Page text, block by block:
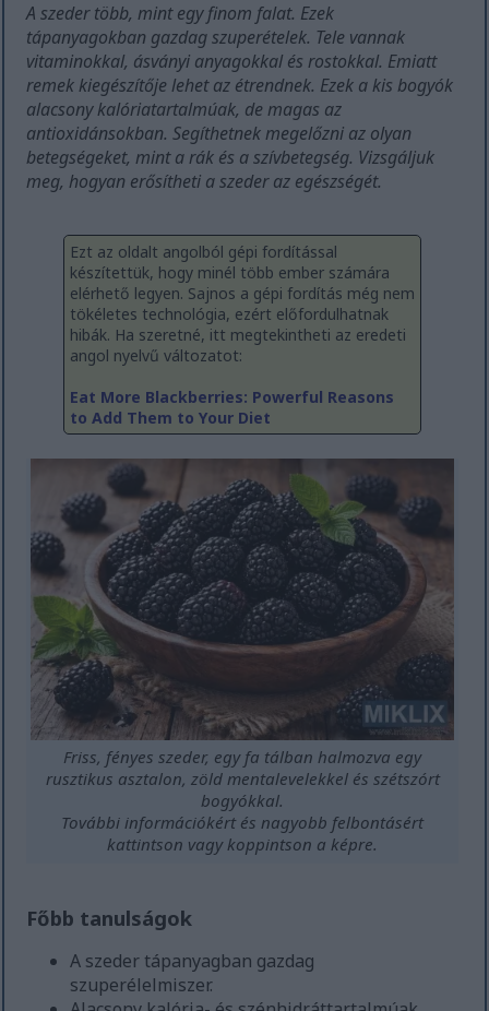
A szeder több, mint egy finom falat. Ezek
tápanyagokban gazdag szuperételek. Tele vannak
vitaminokkal, ásványi anyagokkal és rostokkal. Emiatt
remek kiegészítője lehet az étrendnek. Ezek a kis bogyók
alacsony kalóriatartalmúak, de magas az
antioxidánsokban. Segíthetnek megelőzni az olyan
betegségeket, mint a rák és a szívbetegség. Vizsgáljuk
meg, hogyan erősítheti a szeder az egészségét.
Ezt az oldalt angolból gépi fordítással
készítettük, hogy minél több ember számára
elérhető legyen. Sajnos a gépi fordítás még nem
tökéletes technológia, ezért előfordulhatnak
hibák. Ha szeretné, itt megtekintheti az eredeti
angol nyelvű változatot:
Eat More Blackberries: Powerful Reasons
to Add Them to Your Diet
Friss, fényes szeder, egy fa tálban halmozva egy
rusztikus asztalon, zöld mentalevelekkel és szétszórt
bogyókkal.
További információkért és nagyobb felbontásért
kattintson vagy koppintson a képre.
Főbb tanulságok
A szeder tápanyagban gazdag
szuperélelmiszer.